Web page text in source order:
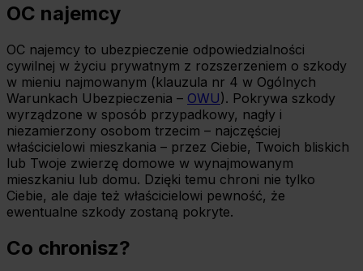
OC najemcy
OC najemcy to ubezpieczenie odpowiedzialności
cywilnej w życiu prywatnym z rozszerzeniem o szkody
w mieniu najmowanym (klauzula nr 4 w Ogólnych
Warunkach Ubezpieczenia – OWU). Pokrywa szkody
wyrządzone w sposób przypadkowy, nagły i
niezamierzony osobom trzecim – najczęściej
właścicielowi mieszkania – przez Ciebie, Twoich bliskich
lub Twoje zwierzę domowe w wynajmowanym
mieszkaniu lub domu. Dzięki temu chroni nie tylko
Ciebie, ale daje też właścicielowi pewność, że
ewentualne szkody zostaną pokryte.
Co chronisz?